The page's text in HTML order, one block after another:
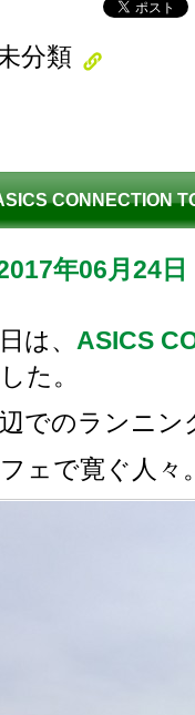
分類
CONNECTION
年06月24日
は、 ASICS
た。
でのランニン
ェで寛ぐ人々